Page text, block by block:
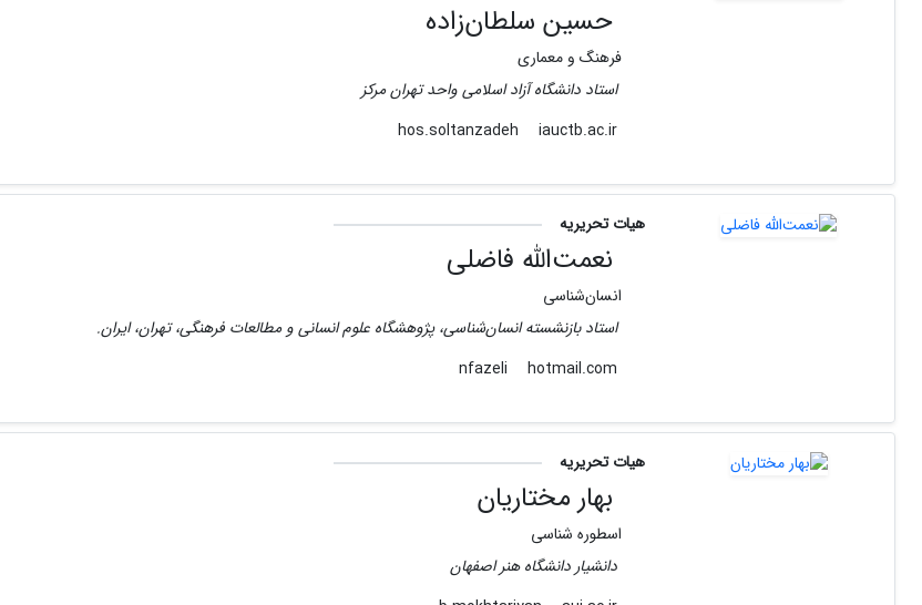
حسین سلطان‌زاده
فرهنگ و معماری
استاد دانشگاه آزاد اسلامی واحد تهران مرکز
hos.soltanzadeh
iauctb.ac.ir
هیات تحریریه
نعمت‌الله فاضلی
انسان‌شناسی
استاد بازنشسته انسان‌شناسی، پژوهشگاه علوم انسانی و مطالعات فرهنگی، تهران، ایران.
hotmail.com
هیات تحریریه
بهار مختاریان
اسطوره شناسی
دانشیار دانشگاه هنر اصفهان